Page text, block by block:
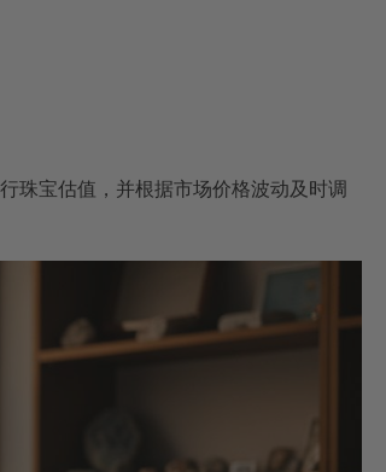
珠宝估值，并根据市场价格波动及时调